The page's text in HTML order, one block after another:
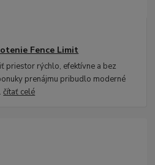
Fence Limit
priestor rýchlo, efektívne a bez
prenájmu pribudlo moderné
čítať celé